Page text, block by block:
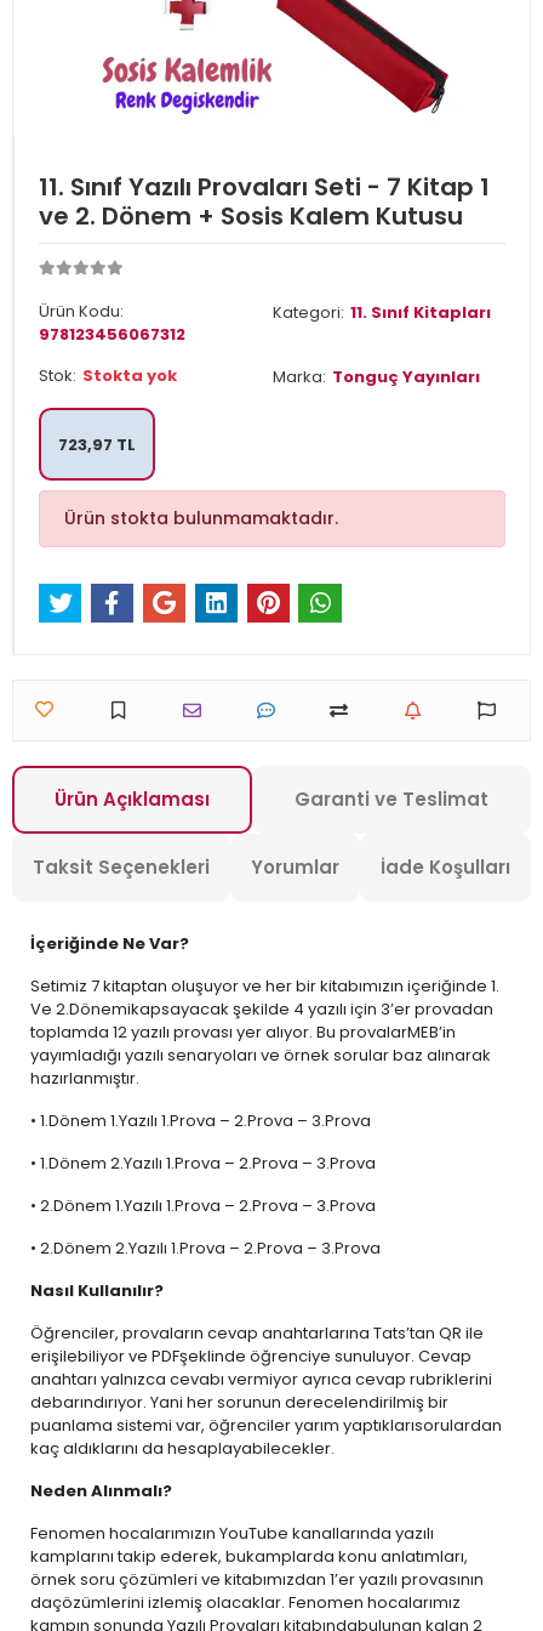
11. Sınıf Yazılı Provaları Seti - 7 Kitap 1
ve 2. Dönem + Sosis Kalem Kutusu
Ürün Kodu:
978123456067312
Kategori: 11. Sınıf Kitapları
Stok: Stokta yok Marka: Tonguç Yayınları
723,97 TL
Ürün stokta bulunmamaktadır.
Ürün Açıklaması Garanti ve Teslimat
Taksit Seçenekleri Yorumlar İade Koşulları
İçeriğinde Ne Var?
Setimiz 7 kitaptan oluşuyor ve her bir kitabımızın içeriğinde 1.
Ve 2.Dönemikapsayacak şekilde 4 yazılı için 3’er provadan
toplamda 12 yazılı provası yer alıyor. Bu provalarMEB’in
yayımladığı yazılı senaryoları ve örnek sorular baz alınarak
hazırlanmıştır.
• 1.Dönem 1.Yazılı 1.Prova – 2.Prova – 3.Prova
• 1.Dönem 2.Yazılı 1.Prova – 2.Prova – 3.Prova
• 2.Dönem 1.Yazılı 1.Prova – 2.Prova – 3.Prova
• 2.Dönem 2.Yazılı 1.Prova – 2.Prova – 3.Prova
Nasıl Kullanılır?
Öğrenciler, provaların cevap anahtarlarına Tats’tan QR ile
erişilebiliyor ve PDFşeklinde öğrenciye sunuluyor. Cevap
anahtarı yalnızca cevabı vermiyor ayrıca cevap rubriklerini
debarındırıyor. Yani her sorunun derecelendirilmiş bir
puanlama sistemi var, öğrenciler yarım yaptıklarısorulardan
kaç aldıklarını da hesaplayabilecekler.
Neden Alınmalı?
Fenomen hocalarımızın YouTube kanallarında yazılı
kamplarını takip ederek, bukamplarda konu anlatımları,
örnek soru çözümleri ve kitabımızdan 1’er yazılı provasının
daçözümlerini izlemiş olacaklar. Fenomen hocalarımız
kampın sonunda Yazılı Provaları kitabındabulunan kalan 2